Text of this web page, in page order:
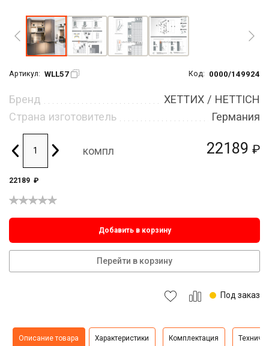
Артикул: WLL57 Код: 0000/149924
22189 ₽
Бренд
ХЕТТИХ / HETTICH
Страна изготовитель
Германия
компл
22189 ₽
Добавить в корзину
Перейти в корзину
Под заказ
Описание товара Характеристики Комплектация